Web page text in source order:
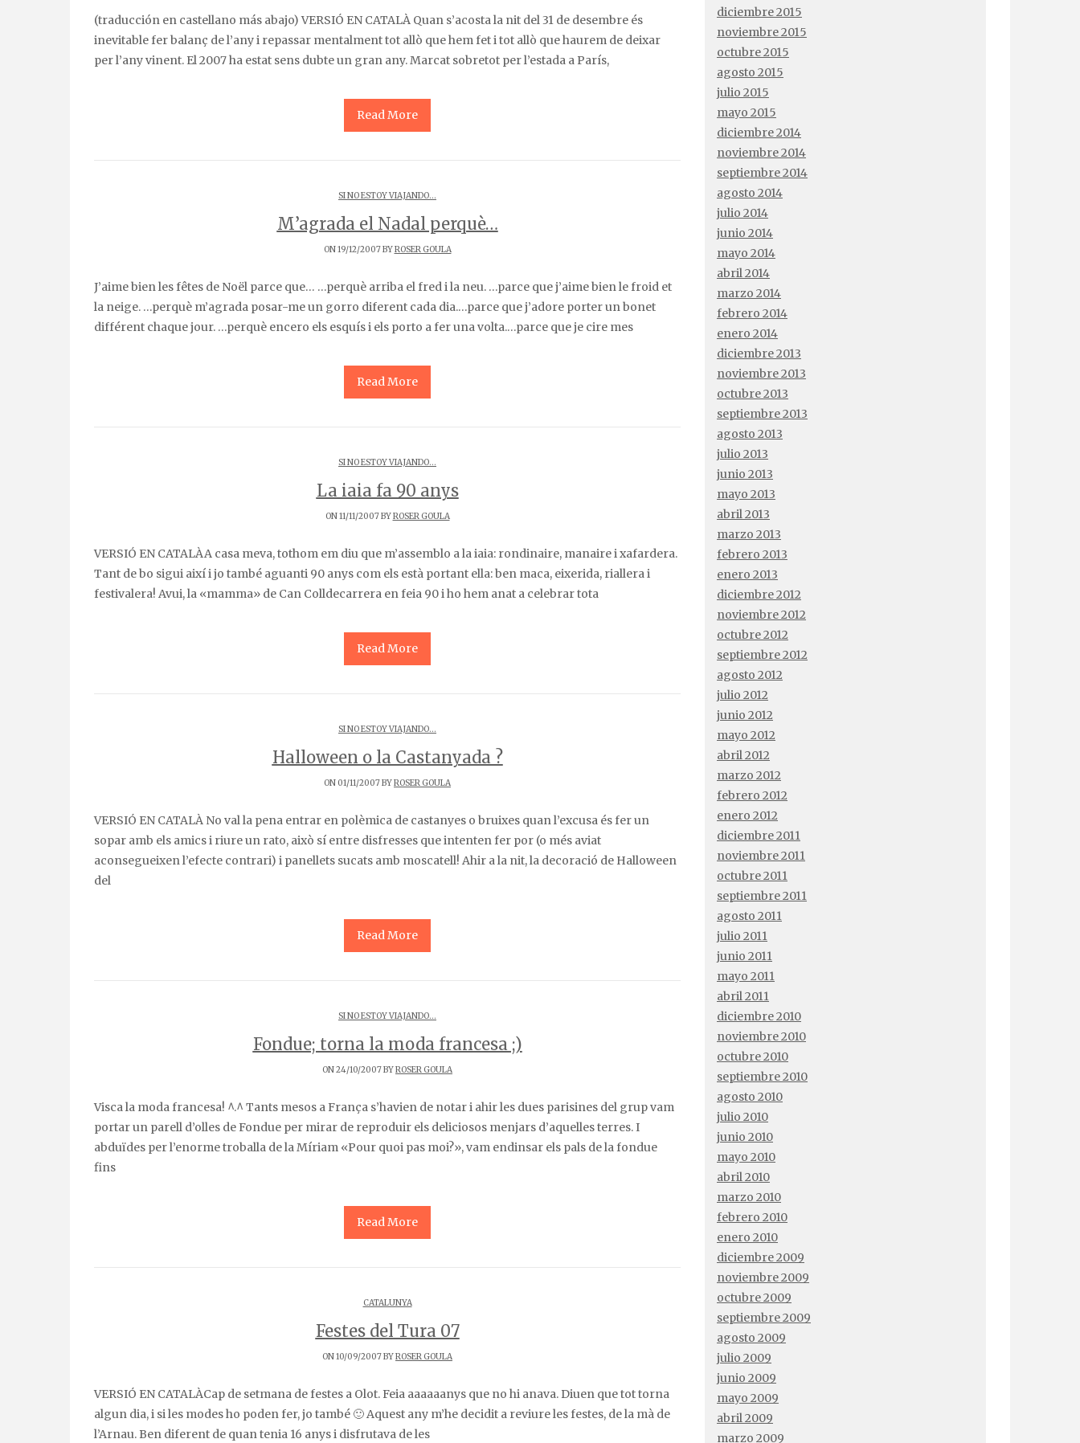
(traducción en castellano más abajo) VERSIÓ EN CATALÀ Quan s’acosta la nit del 31 de desembre és
inevitable fer balanç de l’any i repassar mentalment tot allò que hem fet i tot allò que haurem de deixar
per l’any vinent. El 2007 ha estat sens dubte un gran any. Marcat sobretot per l’estada a París,
Read More
SI NO ESTOY VIAJANDO...
M’agrada el Nadal perquè…
ON 19/12/2007 BYROSER GOULA
J’aime bien les fêtes de Noël parce que… …perquè arriba el fred i la neu. …parce que j’aime bien le froid et
la neige. …perquè m’agrada posar-me un gorro diferent cada dia.…parce que j’adore porter un bonet
différent chaque jour. …perquè encero els esquís i els porto a fer una volta.…parce que je cire mes
Read More
SI NO ESTOY VIAJANDO...
La iaia fa 90 anys
ON 11/11/2007 BYROSER GOULA
VERSIÓ EN CATALÀA casa meva, tothom em diu que m’assemblo a la iaia: rondinaire, manaire i xafardera.
Tant de bo sigui així i jo també aguanti 90 anys com els està portant ella: ben maca, eixerida, riallera i
festivalera! Avui, la «mamma» de Can Colldecarrera en feia 90 i ho hem anat a celebrar tota
Read More
SI NO ESTOY VIAJANDO...
Halloween o la Castanyada ?
ON 01/11/2007 BYROSER GOULA
VERSIÓ EN CATALÀ No val la pena entrar en polèmica de castanyes o bruixes quan l’excusa és fer un
sopar amb els amics i riure un rato, això sí entre disfresses que intenten fer por (o més aviat
aconsegueixen l’efecte contrari) i panellets sucats amb moscatell! Ahir a la nit, la decoració de Halloween
del
Read More
SI NO ESTOY VIAJANDO...
Fondue; torna la moda francesa ;)
ON 24/10/2007 BYROSER GOULA
Visca la moda francesa! ^.^ Tants mesos a França s’havien de notar i ahir les dues parisines del grup vam
portar un parell d’olles de Fondue per mirar de reproduir els deliciosos menjars d’aquelles terres. I
abduïdes per l’enorme troballa de la Míriam «Pour quoi pas moi?», vam endinsar els pals de la fondue
fins
Read More
CATALUNYA
Festes del Tura 07
ON 10/09/2007 BYROSER GOULA
VERSIÓ EN CATALÀCap de setmana de festes a Olot. Feia aaaaaanys que no hi anava. Diuen que tot torna
algun dia, i si les modes ho poden fer, jo també 🙂 Aquest any m’he decidit a reviure les festes, de la mà de
l’Arnau. Ben diferent de quan tenia 16 anys i disfrutava de les
diciembre 2015
noviembre 2015
octubre 2015
agosto 2015
julio 2015
mayo 2015
diciembre 2014
noviembre 2014
septiembre 2014
agosto 2014
julio 2014
junio 2014
mayo 2014
abril 2014
marzo 2014
febrero 2014
enero 2014
diciembre 2013
noviembre 2013
octubre 2013
septiembre 2013
agosto 2013
julio 2013
junio 2013
mayo 2013
abril 2013
marzo 2013
febrero 2013
enero 2013
diciembre 2012
noviembre 2012
octubre 2012
septiembre 2012
agosto 2012
julio 2012
junio 2012
mayo 2012
abril 2012
marzo 2012
febrero 2012
enero 2012
diciembre 2011
noviembre 2011
octubre 2011
septiembre 2011
agosto 2011
julio 2011
junio 2011
mayo 2011
abril 2011
diciembre 2010
noviembre 2010
octubre 2010
septiembre 2010
agosto 2010
julio 2010
junio 2010
mayo 2010
abril 2010
marzo 2010
febrero 2010
enero 2010
diciembre 2009
noviembre 2009
octubre 2009
septiembre 2009
agosto 2009
julio 2009
junio 2009
mayo 2009
abril 2009
marzo 2009